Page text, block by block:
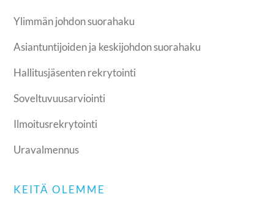
Ylimmän johdon suorahaku
Asiantuntijoiden ja keskijohdon suorahaku
Hallitusjäsenten rekrytointi
Soveltuvuusarviointi
Ilmoitusrekrytointi
Uravalmennus
KEITÄ OLEMME